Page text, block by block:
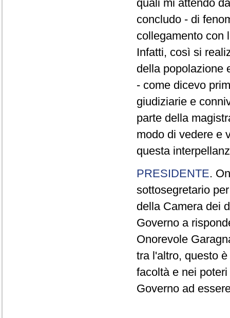
quali mi attendo
concludo - di
collegamento con
Infatti, così si
della popolazione
- come dicevo
giudiziarie e
parte della
modo di vedere e
questa
PRESIDENTE.
sottosegretario
della Camera dei
Governo a
Onorevole
tra l'altro, questo
facoltà e nei
Governo ad